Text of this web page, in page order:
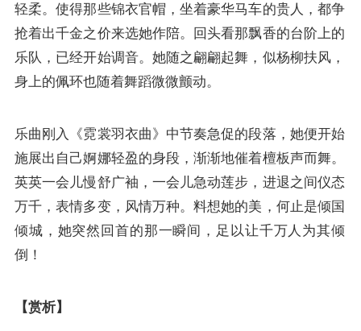
轻柔。使得那些锦衣官帽，坐着豪华马车的贵人，都争
抢着出千金之价来选她作陪。回头看那飘香的台阶上的
乐队，已经开始调音。她随之翩翩起舞，似杨柳扶风，
身上的佩环也随着舞蹈微微颤动。
乐曲刚入《霓裳羽衣曲》中节奏急促的段落，她便开始
施展出自己婀娜轻盈的身段，渐渐地催着檀板声而舞。
英英一会儿慢舒广袖，一会儿急动莲步，进退之间仪态
万千，表情多变，风情万种。料想她的美，何止是倾国
倾城，她突然回首的那一瞬间，足以让千万人为其倾
倒！
【赏析】